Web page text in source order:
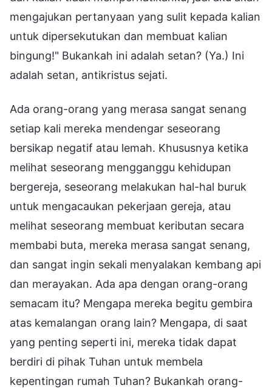
mengajukan pertanyaan yang sulit kepada kalian
untuk dipersekutukan dan membuat kalian
bingung!" Bukankah ini adalah setan? (Ya.) Ini
adalah setan, antikristus sejati.
Ada orang-orang yang merasa sangat senang
setiap kali mereka mendengar seseorang
bersikap negatif atau lemah. Khususnya ketika
melihat seseorang mengganggu kehidupan
bergereja, seseorang melakukan hal-hal buruk
untuk mengacaukan pekerjaan gereja, atau
melihat seseorang membuat keributan secara
membabi buta, mereka merasa sangat senang,
dan sangat ingin sekali menyalakan kembang api
dan merayakan. Ada apa dengan orang-orang
semacam itu? Mengapa mereka begitu gembira
atas kemalangan orang lain? Mengapa, di saat
yang penting seperti ini, mereka tidak dapat
berdiri di pihak Tuhan untuk membela
kepentingan rumah Tuhan? Bukankah orang-